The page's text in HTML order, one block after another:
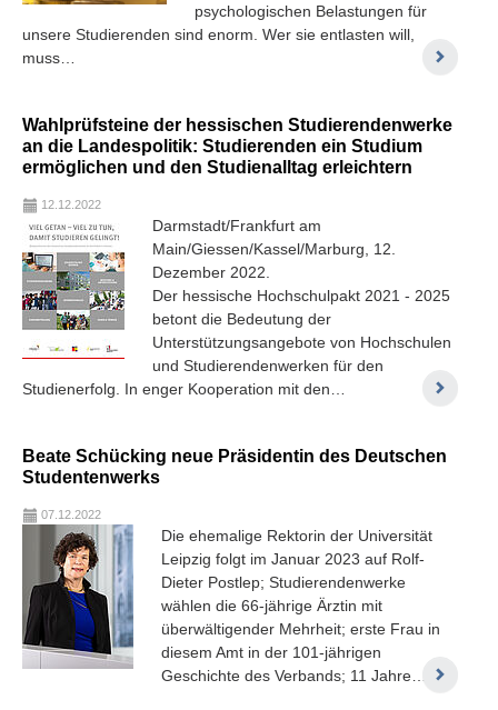
psychologischen Belastungen für
unsere Studierenden sind enorm. Wer sie entlasten will,
muss…
Wahlprüfsteine der hessischen Studierendenwerke
an die Landespolitik: Studierenden ein Studium
ermöglichen und den Studienalltag erleichtern
12.12.2022
Darmstadt/Frankfurt am
Main/Giessen/Kassel/Marburg, 12.
Dezember 2022.
Der hessische Hochschulpakt 2021 - 2025
betont die Bedeutung der
Unterstützungsangebote von Hochschulen
und Studierendenwerken für den
Studienerfolg. In enger Kooperation mit den…
Beate Schücking neue Präsidentin des Deutschen
Studentenwerks
07.12.2022
Die ehemalige Rektorin der Universität
Leipzig folgt im Januar 2023 auf Rolf-
Dieter Postlep; Studierendenwerke
wählen die 66-jährige Ärztin mit
überwältigender Mehrheit; erste Frau in
diesem Amt in der 101-jährigen
Geschichte des Verbands; 11 Jahre…